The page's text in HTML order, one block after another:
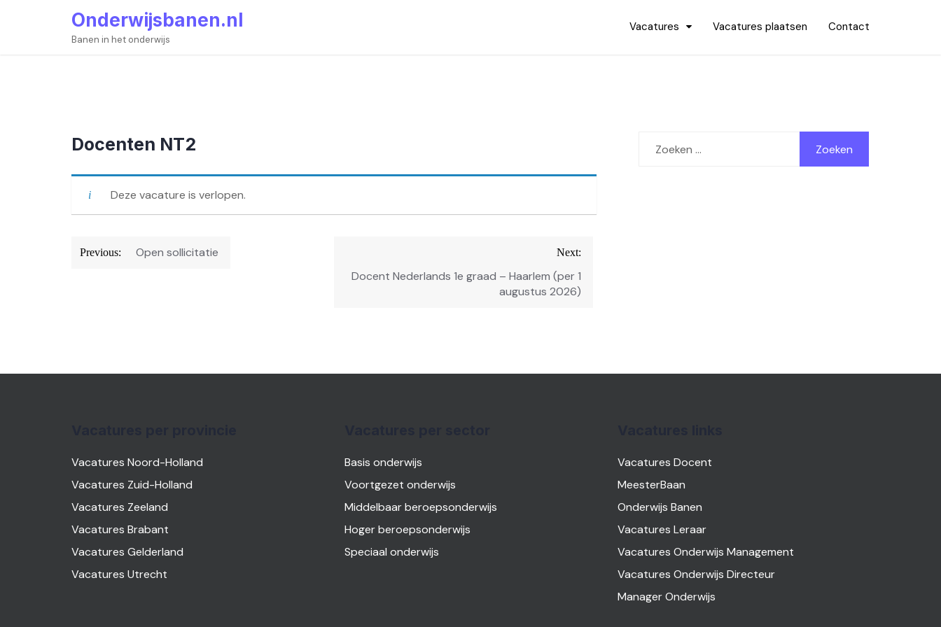
Onderwijsbanen.nl
Banen in het onderwijs
Vacatures Vacatures plaatsen Contact
Docenten NT2
Deze vacature is verlopen.
Bericht
Previous: Open sollicitatie Next:
Docent Nederlands 1e graad – Haarlem (per 1
augustus 2026)
naar:
Vacatures Noord-Holland
Vacatures Zuid-Holland
Vacatures Zeeland
Vacatures Brabant
Vacatures Gelderland
Vacatures Utrecht
Basis onderwijs
Voortgezet onderwijs
Middelbaar beroepsonderwijs
Hoger beroepsonderwijs
Speciaal onderwijs
Vacatures Docent
MeesterBaan
Onderwijs Banen
Vacatures Leraar
Vacatures Onderwijs Management
Vacatures Onderwijs Directeur
Manager Onderwijs